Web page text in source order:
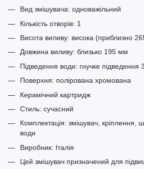
Вид змішувача: одноважільний
Кількість отворів: 1
Висота виливу: висока (приблизно
Довжина виливу: близько 195 мм
Підведення води: гнучке
Поверхня: полірована хромована
Керамічний картридж
Стиль: сучасний
Комплектація: змішувач, кріплення,
води
Виробник: Італія
Цей змішувач призначений для